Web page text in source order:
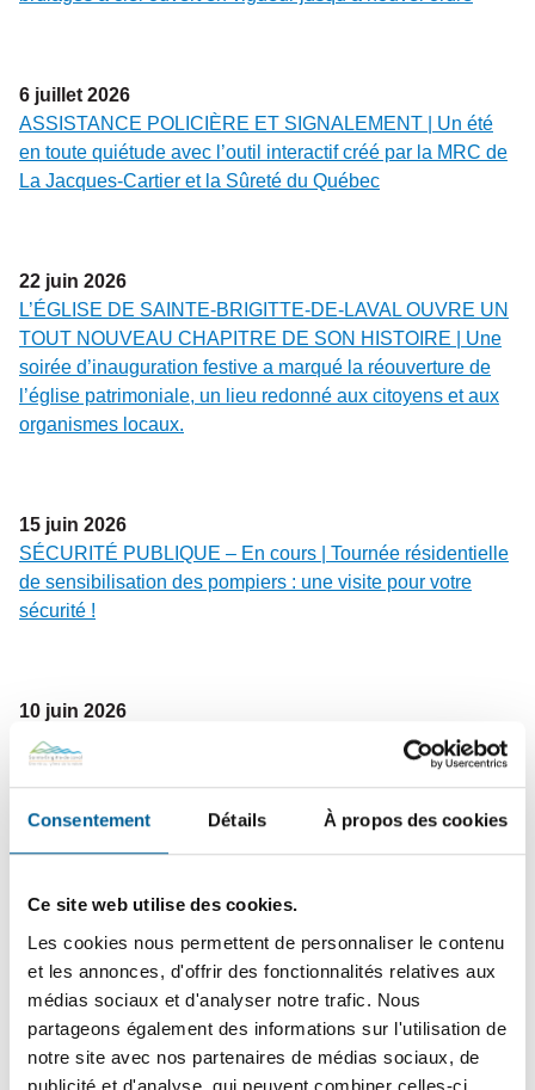
Consentement Détails À propos des cookies
Ce site web utilise des cookies.
Les cookies nous permettent de personnaliser le contenu
et les annonces, d'offrir des fonctionnalités relatives aux
médias sociaux et d'analyser notre trafic. Nous
partageons également des informations sur l'utilisation de
notre site avec nos partenaires de médias sociaux, de
publicité et d'analyse, qui peuvent combiner celles-ci
6 juillet 2026
ASSISTANCE POLICIÈRE ET SIGNALEMENT | Un été
en toute quiétude avec l’outil interactif créé par la MRC de
La Jacques-Cartier et la Sûreté du Québec
22 juin 2026
L’ÉGLISE DE SAINTE-BRIGITTE-DE-LAVAL OUVRE UN
TOUT NOUVEAU CHAPITRE DE SON HISTOIRE | Une
soirée d’inauguration festive a marqué la réouverture de
l’église patrimoniale, un lieu redonné aux citoyens et aux
organismes locaux.
15 juin 2026
SÉCURITÉ PUBLIQUE – En cours | Tournée résidentielle
de sensibilisation des pompiers : une visite pour votre
sécurité !
10 juin 2026
FINANCES MUNICIPALES | Dépôt du rapport financier
2025 et de l’état de situation financière 2026
COLLECTES – Changement de vocation du bac brun |
résidus verts
25 mai 2026
PROPRIÉTAIRES ET GARDIENS DE CHIENS | Rappel